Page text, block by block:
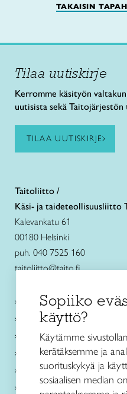
TAKAISIN
Tilaa uutiskirje
Kerromme käsityön
uutisista sekä Taitojärjestön
TILAA UUTISKIRJE
Taitoliitto /
Käsi- ja taideteollisuusliitto
Kalevankatu 61
00180 Helsinki
puh. 040 7525 160
taitoliitto@taito.fi
Käsityökurssit ja koulutus
Ajankohtaista
Käsityöohjeet
Me olemme Taito
Paikallinen toiminta
Verkkokaupat
Sopiiko
käyttö?
Käytämme
kerätäksemme ja
suorituskykyä ja
sosiaalisen median